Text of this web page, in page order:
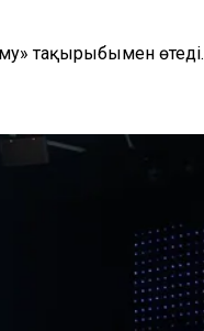
тақырыбымен өтеді.